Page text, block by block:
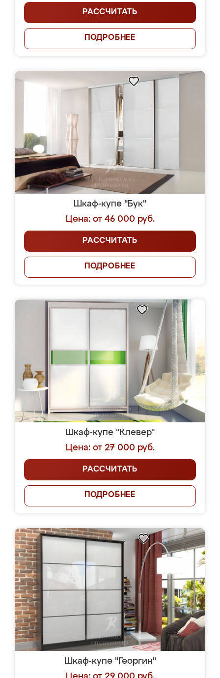
РАССЧИТАТЬ
ПОДРОБНЕЕ
Шкаф-купе "Бук"
Цена: от 46 000 руб.
РАССЧИТАТЬ
ПОДРОБНЕЕ
Шкаф-купе "Клевер"
Цена: от 27 000 руб.
РАССЧИТАТЬ
ПОДРОБНЕЕ
Шкаф-купе "Георгин"